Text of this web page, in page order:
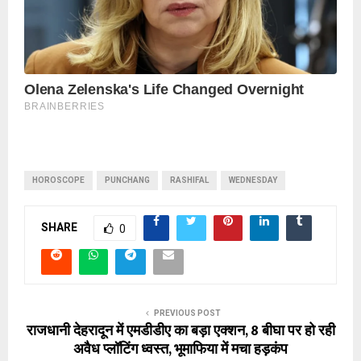
HOROSCOPE PUNCHANG RASHIFAL WEDNESDAY
SHARE 0
PREVIOUS POST
राजधानी देहरादून में एमडीडीए का बड़ा एक्शन, 8 बीघा पर हो रही
अवैध प्लॉटिंग ध्वस्त, भूमाफिया में मचा हड़कंप